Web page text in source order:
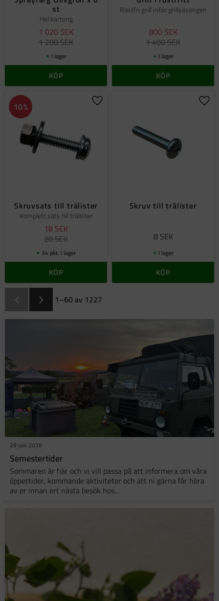
st
Hel kartong
1 020 SEK
1 200SEK
I lager
KÖP
Rostfri grill inför grillsäsongen
800 SEK
1 400SEK
I lager
KÖP
Skruvsats till trälister
Komplett sats till trälister
18 SEK
20SEK
10% Lägg till i favoriter
34 pkt. i lager
KÖP
Skruv till trälister
8 SEK
I lager
KÖP
1–60av 1227
29 juni 2026
Semestertider
Sommaren är här och vi vill passa på att informera om våra
öppettider, kommande aktiviteter och att ni gärna får höra
av er innan ert nästa besök hos...